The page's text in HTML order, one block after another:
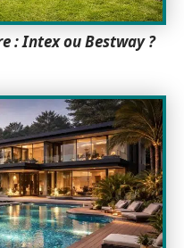
: Intex ou Bestway ?